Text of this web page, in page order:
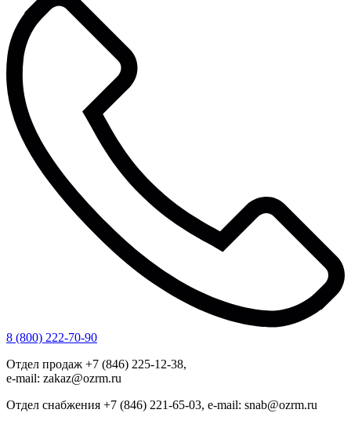
8 (800) 222-70-90
Отдел продаж +7 (846) 225-12-38,
e-mail: zakaz@ozrm.ru
Отдел снабжения +7 (846) 221-65-03, e-mail: snab@ozrm.ru